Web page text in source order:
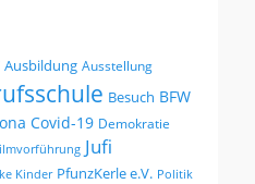
Ausbildung Ausstellung
Besuch BFW
Covid-19 Demokratie
Jufi
Kinder PfunzKerle e.V. Politik